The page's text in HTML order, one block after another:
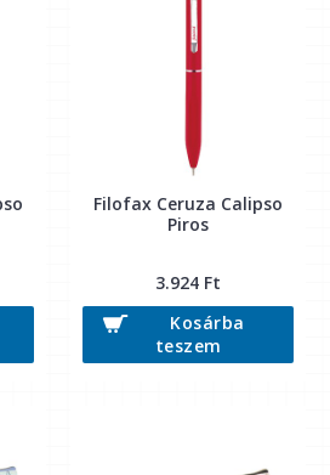
Filofax Ceruza Calipso
Piros
3.924 Ft
Kosárba
teszem